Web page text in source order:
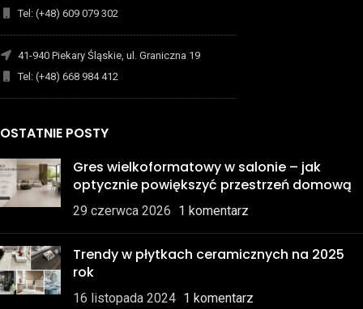
Tel: (+48) 609 079 302
-------------------------------------------------------------------------
41-940 Piekary Śląskie, ul. Graniczna 19
Tel: (+48) 668 984 412
-------------------------------------------------------------------------
OSTATNIE POSTY
Gres wielkoformatowy w salonie – jak
optycznie powiększyć przestrzeń domową
29 czerwca 2026 1 komentarz
Trendy w płytkach ceramicznych na 2025
rok
16 listopada 2024 1 komentarz